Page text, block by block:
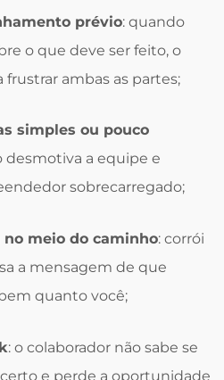
prévio: quando
o que deve ser feito, o
ambas as partes;
simples ou pouco
desmotiva a equipe e
sobrecarregado;
meio do caminho: corrói
a mensagem de que
quanto você;
: o colaborador não sabe se
e perde a oportunidade